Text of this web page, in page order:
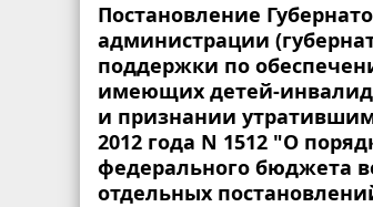
Постановление
администрации
поддержки по
имеющих детей-
и признании утратившим
2012 года N 1512 "О
федерального бюджета
отдельных